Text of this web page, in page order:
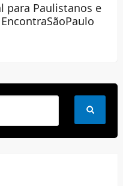
para Paulistanos e